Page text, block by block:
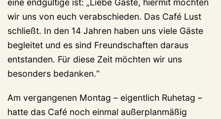
wir uns von euch verabschieden. Das Café Lust
schließt. In den 14 Jahren haben uns viele Gäste
begleitet und es sind Freundschaften daraus
entstanden. Für diese Zeit möchten wir uns
besonders bedanken.“
Am vergangenen Montag – eigentlich Ruhetag –
hatte das Café noch einmal außerplanmäßig